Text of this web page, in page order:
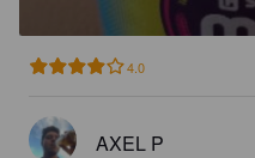
4.0
AXEL P